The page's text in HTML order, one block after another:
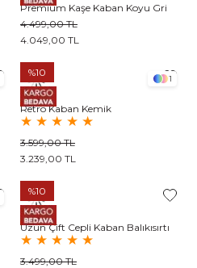
Premium Kaşe Kaban Koyu Gri
4.049,00 TL
4.499,00 TL
1
Retro Kaban Kemik
★ ★ ★ ★ ★
3.239,00 TL
3.599,00 TL
%10
Uzun Çift Cepli Kaban Balıkısırtı
★ ★ ★ ★ ★
3.499,00 TL
%10